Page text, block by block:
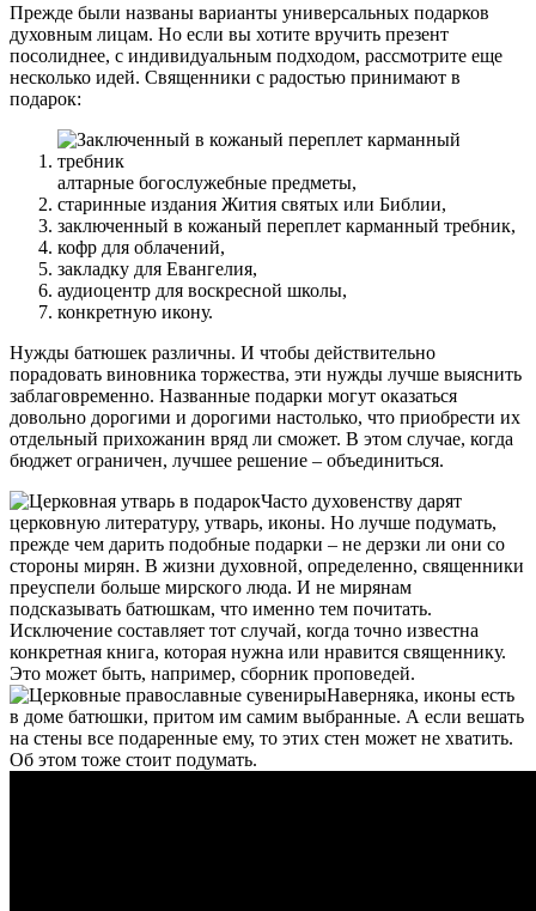
Прежде были названы варианты универсальных подарков
духовным лицам. Но если вы хотите вручить презент
посолиднее, с индивидуальным подходом, рассмотрите еще
несколько идей. Священники с радостью принимают в
подарок:
алтарные богослужебные предметы,
старинные издания Жития святых или Библии,
заключенный в кожаный переплет карманный требник,
кофр для облачений,
закладку для Евангелия,
аудиоцентр для воскресной школы,
конкретную икону.
Нужды батюшек различны. И чтобы действительно
порадовать виновника торжества, эти нужды лучше выяснить
заблаговременно. Названные подарки могут оказаться
довольно дорогими и дорогими настолько, что приобрести их
отдельный прихожанин вряд ли сможет. В этом случае, когда
бюджет ограничен, лучшее решение – объединиться.
Часто духовенству дарят
церковную литературу, утварь, иконы. Но лучше подумать,
прежде чем дарить подобные подарки – не дерзки ли они со
стороны мирян. В жизни духовной, определенно, священники
преуспели больше мирского люда. И не мирянам
подсказывать батюшкам, что именно тем почитать.
Исключение составляет тот случай, когда точно известна
конкретная книга, которая нужна или нравится священнику.
Это может быть, например, сборник проповедей.
Наверняка, иконы есть
в доме батюшки, притом им самим выбранные. А если вешать
на стены все подаренные ему, то этих стен может не хватить.
Об этом тоже стоит подумать.